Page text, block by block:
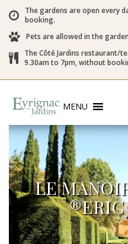
The gardens are open every
booking.
Pets are allowed in the
The Côté Jardins restaurant/
9.30am to 7pm, without
MENU
LE
®ERIC